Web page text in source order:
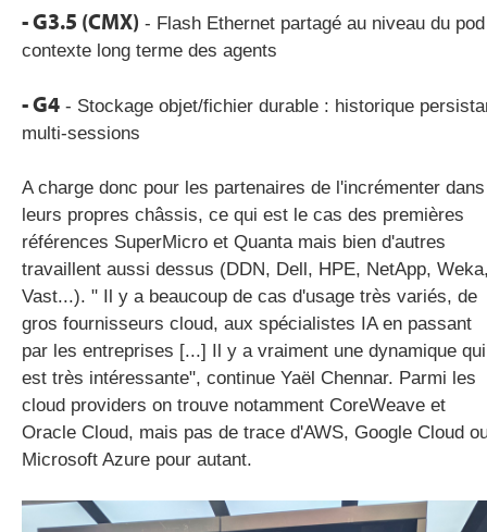
- G3.5 (CMX) - Flash Ethernet partagé au niveau du
contexte long terme des agents
- G4 - Stockage objet/fichier durable : historique
multi-sessions
A charge donc pour les partenaires de l'incrémenter dans
leurs propres châssis, ce qui est le cas des premières
références SuperMicro et Quanta mais bien d'autres
travaillent aussi dessus (DDN, Dell, HPE, NetApp,
Vast...). " Il y a beaucoup de cas d'usage très variés, de
gros fournisseurs cloud, aux spécialistes IA en passant
par les entreprises [...] Il y a vraiment une dynamique qui
est très intéressante", continue Yaël Chennar. Parmi les
cloud providers on trouve notamment CoreWeave et
Oracle Cloud, mais pas de trace d'AWS, Google Cloud
Microsoft Azure pour autant.